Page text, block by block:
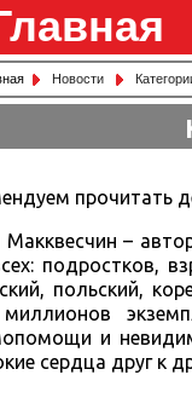
Новости
прочитать
Макквесчин –
подростков,
польский,
и
сердца друг к